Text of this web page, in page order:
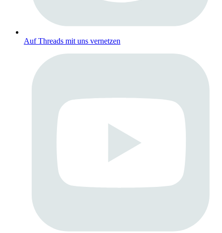
Auf Threads mit uns vernetzen